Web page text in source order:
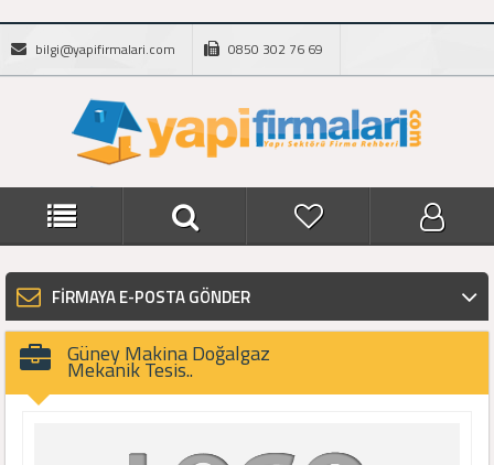
bilgi@yapifirmalari.com 0850 302 76 69
FİRMAYA E-POSTA GÖNDER
Güney Makina Doğalgaz
Mekanik Tesis..